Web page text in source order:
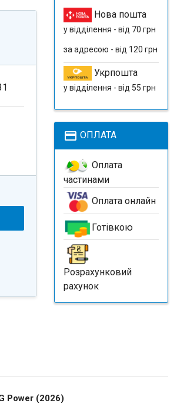
Нова пошта
у відділення - від 70 грн
за адресою - від 120 грн
Укрпошта
у відділення - від 55 грн
payment ОПЛАТА
Оплата
частинами
Оплата онлайн
Готівкою
Розрахунковий
рахунок
Power (2026)